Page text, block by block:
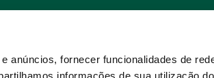
anúncios, fornecer funcionalidades de